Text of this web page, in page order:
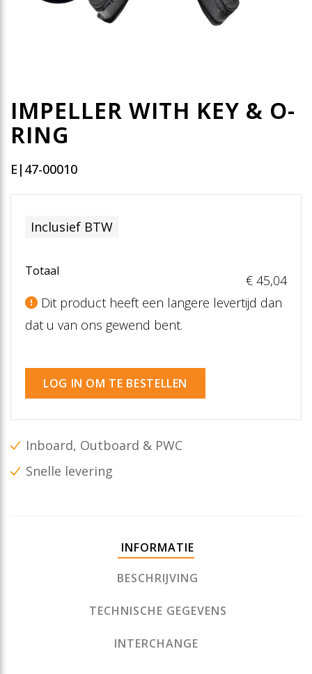
IMPELLER WITH KEY & O-
RING
E|47-00010
Inclusief BTW
Totaal
€ 45,04
Dit product heeft een langere levertijd dan
dat u van ons gewend bent.
LOG IN OM TE BESTELLEN
Inboard, Outboard & PWC
Snelle levering
INFORMATIE
BESCHRIJVING
TECHNISCHE GEGEVENS
INTERCHANGE